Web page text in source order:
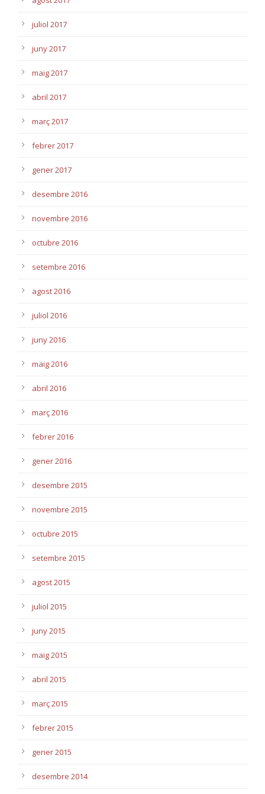
juliol 2017
juny 2017
maig 2017
abril 2017
març 2017
febrer 2017
gener 2017
desembre 2016
novembre 2016
octubre 2016
setembre 2016
agost 2016
juliol 2016
juny 2016
maig 2016
abril 2016
març 2016
febrer 2016
gener 2016
desembre 2015
novembre 2015
octubre 2015
setembre 2015
agost 2015
juliol 2015
juny 2015
maig 2015
abril 2015
març 2015
febrer 2015
gener 2015
desembre 2014